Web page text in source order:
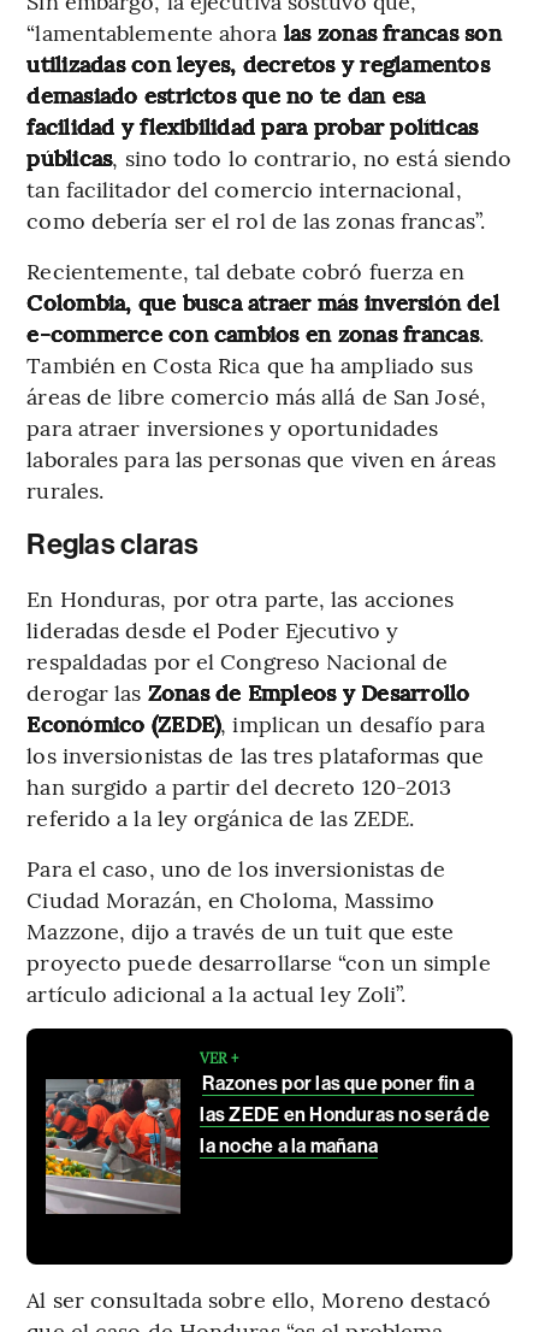
“lamentablemente ahora las zonas francas son
utilizadas con leyes, decretos y reglamentos
demasiado estrictos que no te dan esa
facilidad y flexibilidad para probar políticas
públicas, sino todo lo contrario, no está siendo
tan facilitador del comercio internacional,
como debería ser el rol de las zonas francas”.
Recientemente, tal debate cobró fuerza en
Colombia, que busca atraer más inversión del
e-commerce con cambios en zonas francas.
También en Costa Rica que ha ampliado sus
áreas de libre comercio más allá de San José,
para atraer inversiones y oportunidades
laborales para las personas que viven en áreas
rurales.
Reglas claras
En Honduras, por otra parte, las acciones
lideradas desde el Poder Ejecutivo y
respaldadas por el Congreso Nacional de
derogar las Zonas de Empleos y Desarrollo
Económico (ZEDE), implican un desafío para
los inversionistas de las tres plataformas que
han surgido a partir del decreto 120-2013
referido a la ley orgánica de las ZEDE.
Para el caso, uno de los inversionistas de
Ciudad Morazán, en Choloma, Massimo
Mazzone, dijo a través de un tuit que este
proyecto puede desarrollarse “con un simple
artículo adicional a la actual ley Zoli”.
VER +
Razones por las que poner fin a
las ZEDE en Honduras no será de
la noche a la mañana
Al ser consultada sobre ello, Moreno destacó